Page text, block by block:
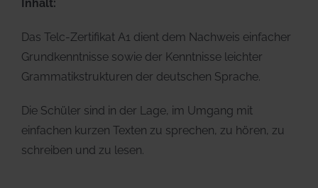
Inhalt:
Das Telc-Zertifikat A1 dient dem Nachweis einfacher
Grundkenntnisse sowie der Kenntnisse leichter
Grammatikstrukturen der deutschen Sprache.
Die Schüler sind in der Lage, im Umgang mit
einfachen kurzen Texten zu sprechen, zu hören, zu
schreiben und zu lesen.